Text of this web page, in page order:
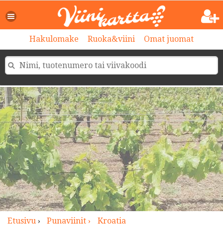
Hakulomake Ruoka&viini Omat juomat
Etusivu› Punaviinit › Kroatia